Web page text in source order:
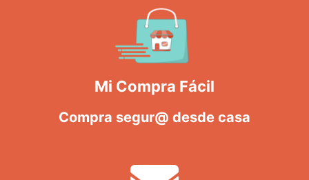
Mi Compra Fácil
Compra segur@ desde casa